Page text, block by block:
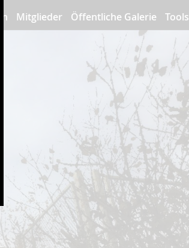
Mitglieder Öffentliche Galerie Tools